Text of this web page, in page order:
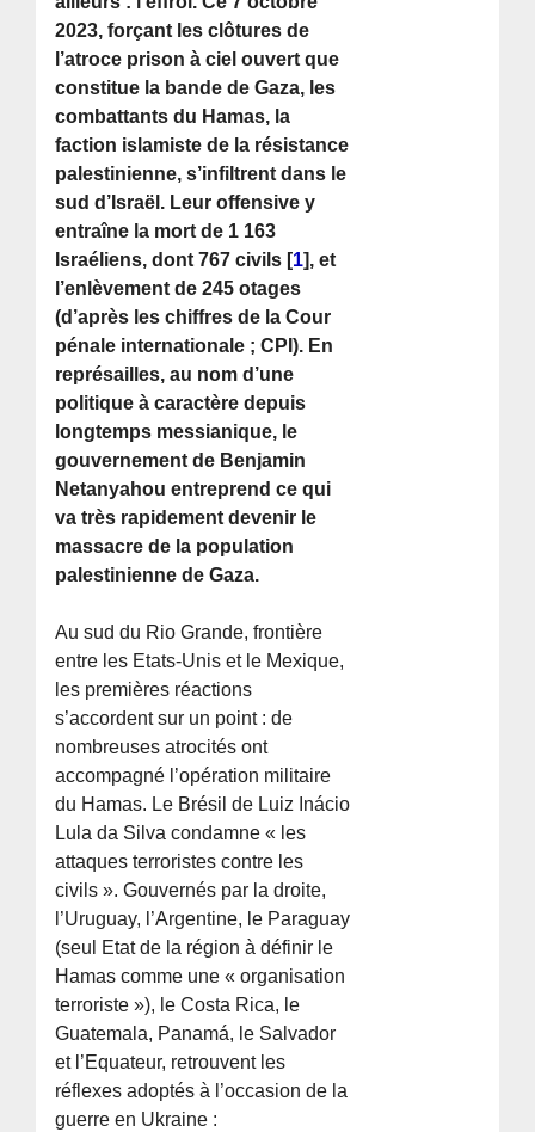
2023, forçant les clôtures de
l’atroce prison à ciel ouvert que
constitue la bande de Gaza, les
combattants du Hamas, la
faction islamiste de la résistance
palestinienne, s’infiltrent dans le
sud d’Israël. Leur offensive y
entraîne la mort de 1 163
Israéliens, dont 767 civils [1], et
l’enlèvement de 245 otages
(d’après les chiffres de la Cour
pénale internationale ; CPI). En
représailles, au nom d’une
politique à caractère depuis
longtemps messianique, le
gouvernement de Benjamin
Netanyahou entreprend ce qui
va très rapidement devenir le
massacre de la population
palestinienne de Gaza.
Au sud du Rio Grande, frontière
entre les Etats-Unis et le Mexique,
les premières réactions
s’accordent sur un point : de
nombreuses atrocités ont
accompagné l’opération militaire
du Hamas. Le Brésil de Luiz Inácio
Lula da Silva condamne « les
attaques terroristes contre les
civils ». Gouvernés par la droite,
l’Uruguay, l’Argentine, le Paraguay
(seul Etat de la région à définir le
Hamas comme une « organisation
terroriste »), le Costa Rica, le
Guatemala, Panamá, le Salvador
et l’Equateur, retrouvent les
réflexes adoptés à l’occasion de la
guerre en Ukraine :